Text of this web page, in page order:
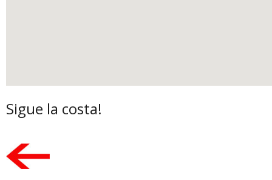
Sigue la costa!